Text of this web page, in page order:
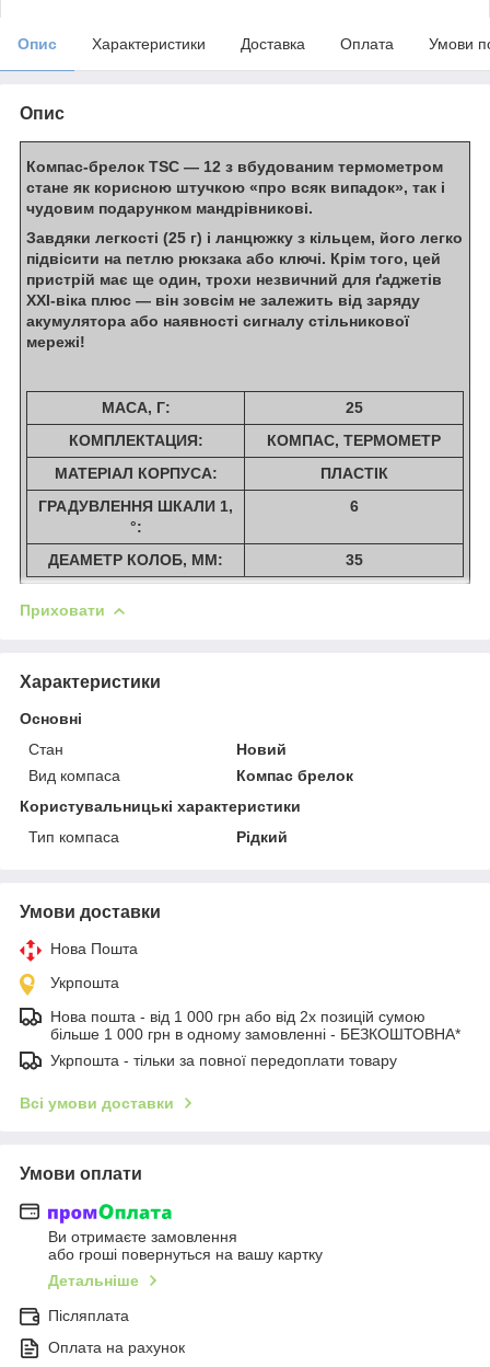
Опис Характеристики Доставка Оплата Умови
Опис
Компас-брелок TSC — 12 з вбудованим термометром
стане як корисною штучкою «про всяк випадок», так і
чудовим подарунком мандрівникові.
Завдяки легкості (25 г) і ланцюжку з кільцем, його легко
підвісити на петлю рюкзака або ключі. Крім того, цей
пристрій має ще один, трохи незвичний для ґаджетів
XXI-віка плюс — він зовсім не залежить від заряду
акумулятора або наявності сигналу стільникової
мережі!
МАСА, Г:
25
КОМПЛЕКТАЦИЯ:
КОМПАС, ТЕРМОМЕТР
МАТЕРІАЛ КОРПУСА:
ПЛАСТІК
ГРАДУВЛЕННЯ ШКАЛИ 1,
°:
6
ДЕАМЕТР КОЛОБ, ММ: 35
Приховати
Характеристики
Основні
Стан
Новий
Вид компаса
Компас брелок
Користувальницькі характеристики
Тип компаса
Рідкий
Умови доставки
Нова Пошта
Укрпошта
Нова пошта - від 1 000 грн або від 2х позицій сумою
більше 1 000 грн в одному замовленні - БЕЗКОШТОВНА*
Укрпошта - тільки за повної передоплати товару
Всі умови доставки
Умови оплати
Ви отримаєте замовлення
або гроші повернуться на вашу картку
Детальніше
Післяплата
Оплата на рахунок